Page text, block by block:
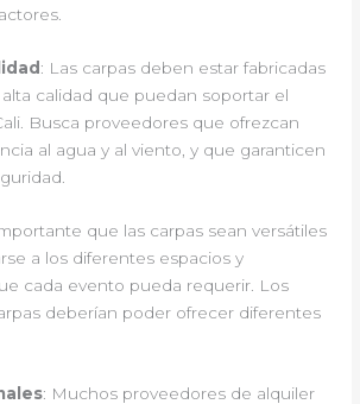
: Las carpas deben estar fabricadas
calidad que puedan soportar el
Busca proveedores que ofrezcan
al agua y al viento, y que garanticen
que las carpas sean versátiles
a los diferentes espacios y
cada evento pueda requerir. Los
deberían poder ofrecer diferentes
: Muchos proveedores de alquiler